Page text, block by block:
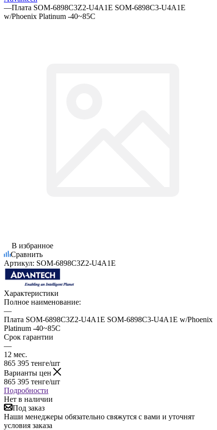
—Плата SOM-6898C3Z2-U4A1E SOM-6898C3-U4A1E
w/Phoenix Platinum -40~85C
В избранное
Сравнить
Артикул: SOM-6898C3Z2-U4A1E
Характеристики
Полное наименование:
—
Плата SOM-6898C3Z2-U4A1E SOM-6898C3-U4A1E w/Phoenix
Platinum -40~85C
Срок гарантии
—
12 мес.
865 395 тенге/шт
Варианты цен
865 395 тенге/шт
Подробности
Нет в наличии
Под заказ
Наши менеджеры обязательно свяжутся с вами и уточнят
условия заказа